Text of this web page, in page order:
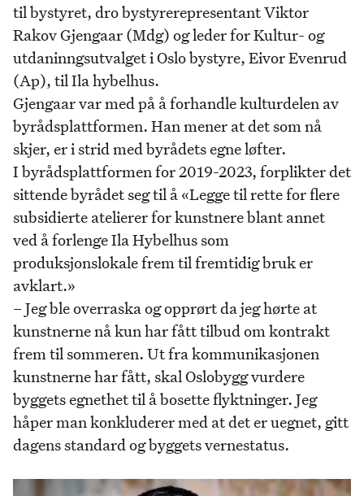
til bystyret, dro bystyrerepresentant Viktor
Rakov Gjengaar (Mdg) og leder for Kultur- og
utdaninngsutvalget i Oslo bystyre, Eivor Evenrud
(Ap), til Ila hybelhus.
Gjengaar var med på å forhandle kulturdelen av
byrådsplattformen. Han mener at det som nå
skjer, er i strid med byrådets egne løfter.
I byrådsplattformen for 2019-2023, forplikter det
sittende byrådet seg til å «Legge til rette for flere
subsidierte atelierer for kunstnere blant annet
ved å forlenge Ila Hybelhus som
produksjonslokale frem til fremtidig bruk er
avklart.»
– Jeg ble overraska og opprørt da jeg hørte at
kunstnerne nå kun har fått tilbud om kontrakt
frem til sommeren. Ut fra kommunikasjonen
kunstnerne har fått, skal Oslobygg vurdere
byggets egnethet til å bosette flyktninger. Jeg
håper man konkluderer med at det er uegnet, gitt
dagens standard og byggets vernestatus.